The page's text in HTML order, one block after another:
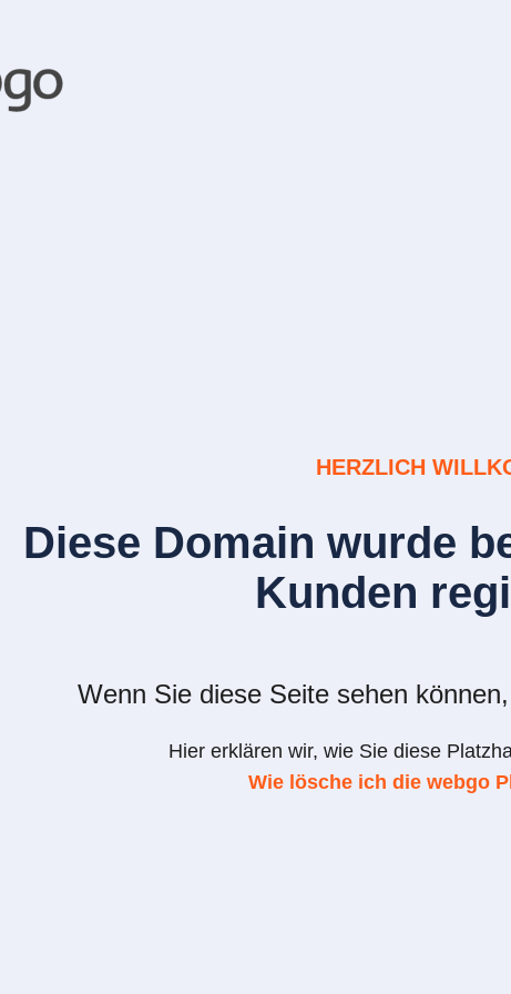
HERZLICH
Diese Domain wurde
Kunden
Wenn Sie diese Seite sehen
Hier erklären wir, wie Sie diese
Wie lösche ich die webgo